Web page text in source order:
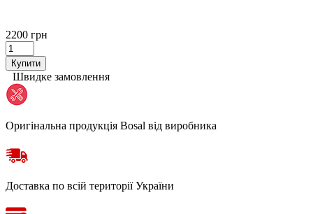
2200 грн
Купити
Швидке замовлення
Оригінальна продукція Bosal від виробника
Доставка по всій території України